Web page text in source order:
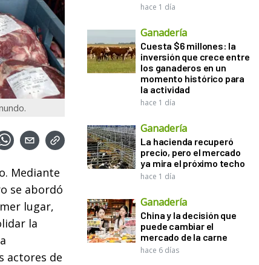
Mediante
se abordó
lugar,
la
actores de
hace 1 día
Ganadería
Cuesta $6 millones: la
inversión que crece entre
los ganaderos en un
momento histórico para
la actividad
hace 1 día
Ganadería
La hacienda recuperó
precio, pero el mercado
ya mira el próximo techo
hace 1 día
Ganadería
China y la decisión que
puede cambiar el
mercado de la carne
hace 6 días